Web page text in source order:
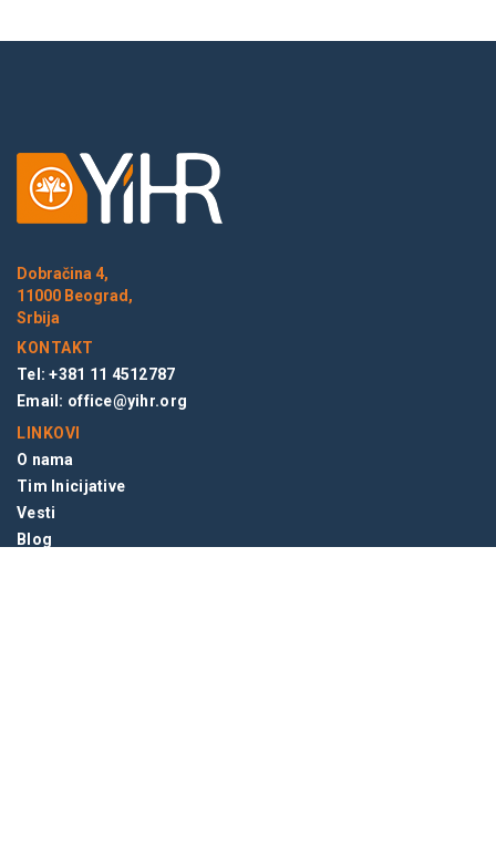
Dobračina 4,
11000 Beograd,
Srbija
KONTAKT
Tel: +381 11 4512787
Email: office@yihr.org
LINKOVI
O nama
Tim Inicijative
Vesti
Blog